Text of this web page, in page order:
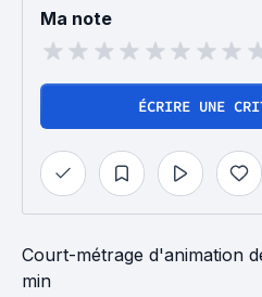
Ma note
ÉCRIRE UNE
Court-métrage d'animation
min